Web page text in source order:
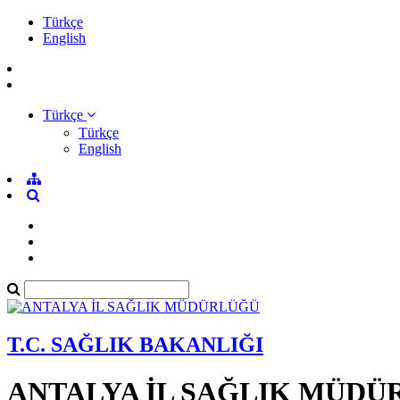
Türkçe
English
Türkçe
Türkçe
English
T.C. SAĞLIK BAKANLIĞI
ANTALYA İL SAĞLIK